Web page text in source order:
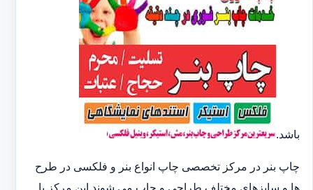
باشد.
چاپ بنر در مرکز تخصصی چاپ انواع بنر و فلکسی در طرح
ها و سایزهای مختلف طراحی و چاپ می شوند.این مرکز با